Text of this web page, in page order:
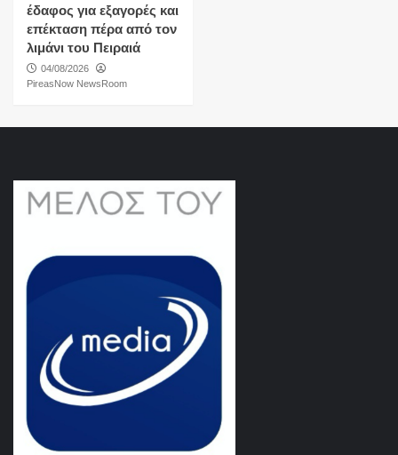
έδαφος για εξαγορές και
επέκταση πέρα από τον
λιμάνι του Πειραιά
04/08/2026
PireasNow NewsRoom